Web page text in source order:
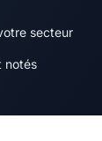
secteur
notés